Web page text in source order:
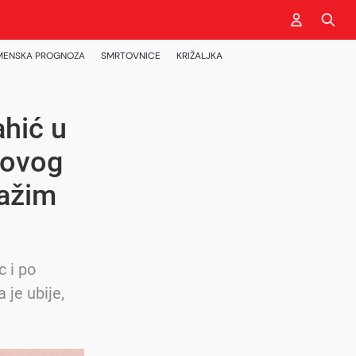
PROGNOZA SMRTOVNICE KRIŽALJKA
u
i po
je ubije,